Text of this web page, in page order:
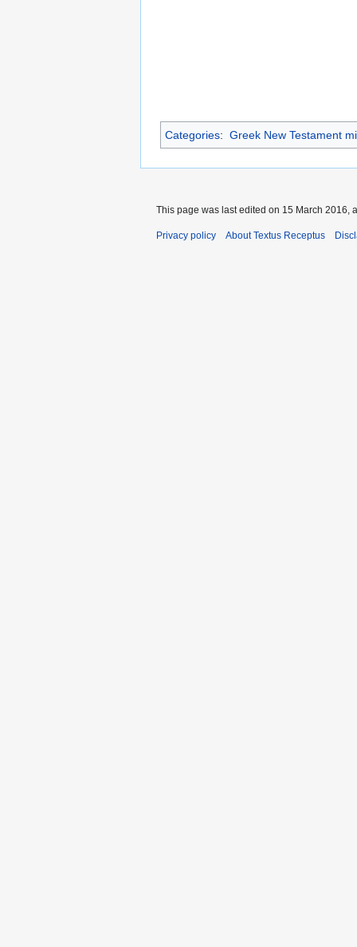
Categories: Greek New Testament
This page was last edited on 15 March 2016,
Privacy policy About Textus Receptus